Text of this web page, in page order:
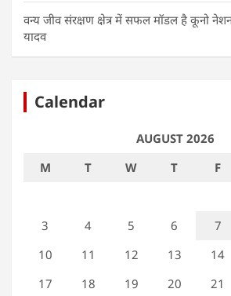
वन्य जीव संरक्षण क्षेत्र में सफल मॉडल है कूनो
यादव
Calendar
AUGUST 2026
M
T W T F
3
4 5 6 7
10
11 12 13 14
17
18 19 20 21